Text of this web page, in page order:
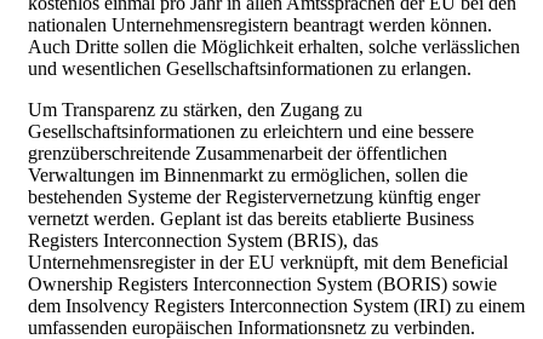
nationalen Unternehmensregistern beantragt werden können.
Auch Dritte sollen die Möglichkeit erhalten, solche verlässlichen
und wesentlichen Gesellschaftsinformationen zu erlangen.
Um Transparenz zu stärken, den Zugang zu
Gesellschaftsinformationen zu erleichtern und eine bessere
grenzüberschreitende Zusammenarbeit der öffentlichen
Verwaltungen im Binnenmarkt zu ermöglichen, sollen die
bestehenden Systeme der Registervernetzung künftig enger
vernetzt werden. Geplant ist das bereits etablierte Business
Registers Interconnection System (BRIS), das
Unternehmensregister in der EU verknüpft, mit dem Beneficial
Ownership Registers Interconnection System (BORIS) sowie
dem Insolvency Registers Interconnection System (IRI) zu einem
umfassenden europäischen Informationsnetz zu verbinden.